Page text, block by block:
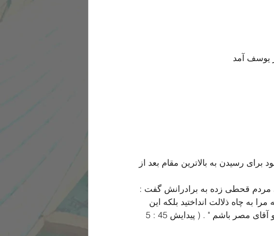
یوسف آمد
رسیدن به بالاترین مقام بعد از
مردم قحطی زده به برادرانش گفت :
به چاه ذلالت انداختید بلکه این